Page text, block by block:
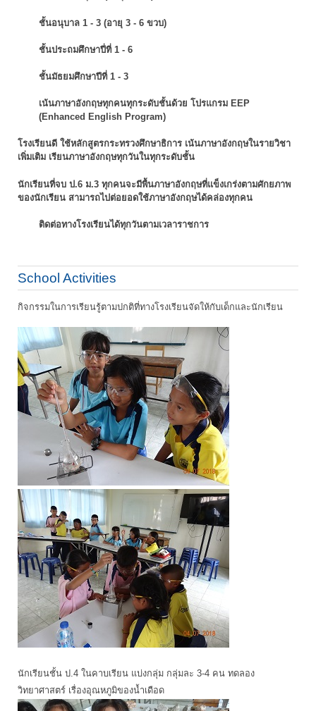
ชั้นอนุบาล 1 - 3 (อายุ 3 - 6 ขวบ)
ชั้นประถมศึกษาปี่ที่ 1 - 6
ชั้นมัธยมศึกษาปีที่ 1 - 3
เน้นภาษาอังกฤษทุกคนทุกระดับชั้นด้วย โปรแกรม EEP
(Enhanced English Program)
โรงเรียนดี ใช้หลักสูตรกระทรวงศึกษาธิการ เน้นภาษาอังกฤษในรายวิชา
เพิ่มเติม เรียนภาษาอังกฤษทุกวันในทุกระดับชั้น
นักเรียนที่จบ ป.6 ม.3 ทุกคนจะมีพื้นภาษาอังกฤษที่แข็งเกร่งตามศักยภาพ
ของนักเรียน สามารถไปต่อยอดใช้ภาษาอังกฤษได้คล่องทุกคน
ติดต่อทางโรงเรียนได้ทุกวันตามเวลาราชการ
School Activities
กิจกรรมในการเรียนรู้ตามปกติที่ทางโรงเรียนจัดให้กับเด็กและนักเรียน
นักเรียนชั้น ป.4 ในคาบเรียน แบ่งกลุ่ม กลุ่มละ 3-4 คน ทดลอง
วิทยาศาสตร์ เรื่องอุณหภูมิของน้ำเดือด